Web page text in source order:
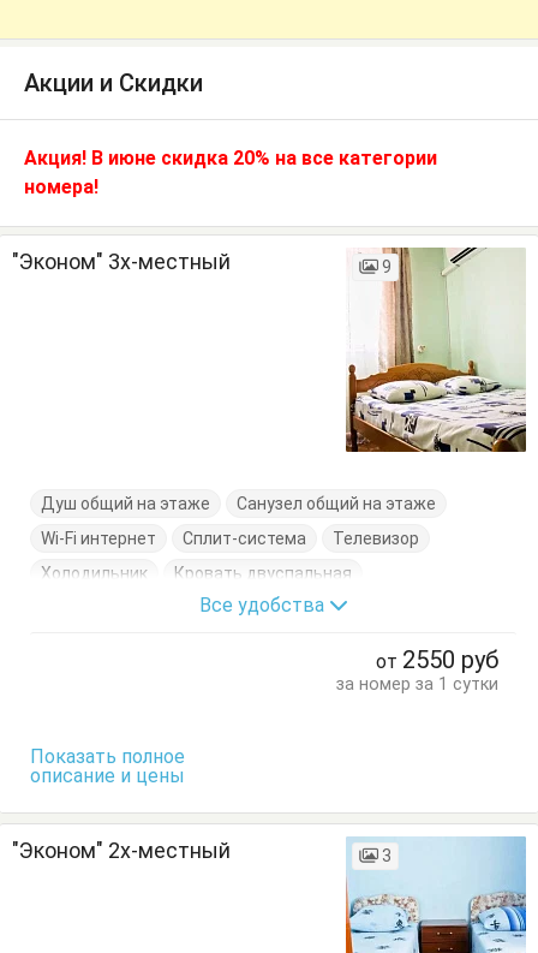
Акции и Скидки
Акция! В июне скидка 20% на все категории
номера!
"Эконом" 3х-местный 9
Душ общий на этаже
Санузел общий на этаже
Wi-Fi интернет
Сплит-система
Телевизор
Холодильник
Кровать двуспальная
Кровать односпальная
Стол Стулья
Все удобства
от 2550 руб
за номер за 1 сутки
Показать полное
описание и цены
"Эконом" 2х-местный 3